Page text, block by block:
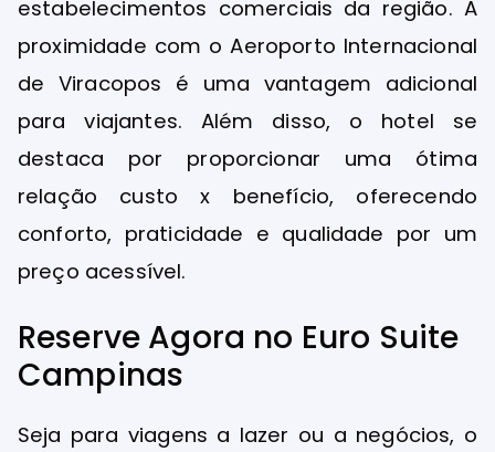
estabelecimentos comerciais da região. A
proximidade com o Aeroporto Internacional
de Viracopos é uma vantagem adicional
para viajantes. Além disso, o hotel se
destaca por proporcionar uma ótima
relação custo x benefício, oferecendo
conforto, praticidade e qualidade por um
preço acessível.
Reserve Agora no Euro Suite
Campinas
Seja para viagens a lazer ou a negócios, o